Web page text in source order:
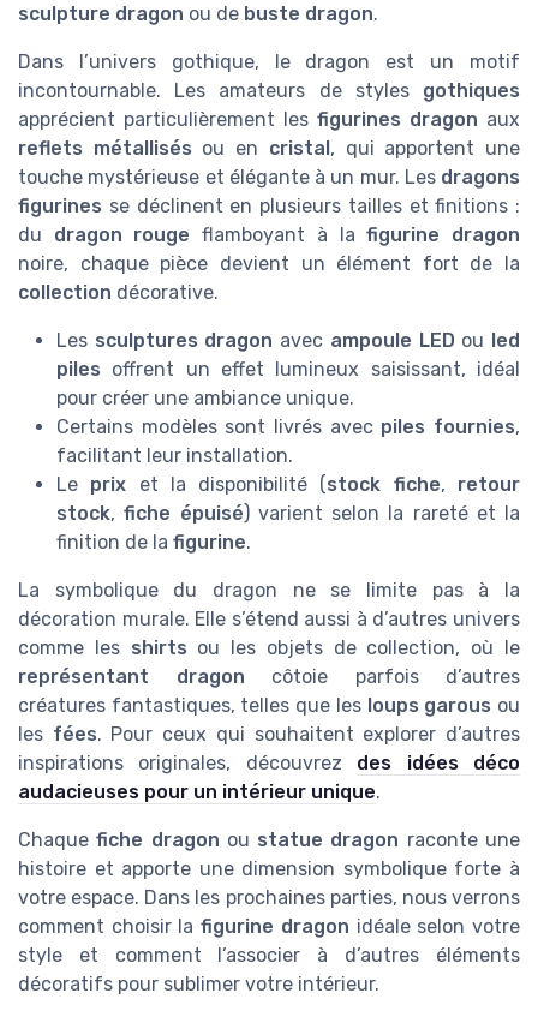
sculpture dragon ou de buste dragon.
Dans l’univers gothique, le dragon est un motif
incontournable. Les amateurs de styles gothiques
apprécient particulièrement les figurines dragon aux
reflets métallisés ou en cristal, qui apportent une
touche mystérieuse et élégante à un mur. Les dragons
figurines se déclinent en plusieurs tailles et finitions :
du dragon rouge flamboyant à lafigurine dragon
noire, chaque pièce devient un élément fort de la
collection décorative.
Les sculptures dragon avec ampoule LED ou led
piles offrent un effet lumineux saisissant, idéal
pour créer une ambiance unique.
Certains modèles sont livrés avec piles fournies,
facilitant leur installation.
Le prix et la disponibilité (stock fiche, retour
stock,fiche épuisé) varient selon la rareté et la
finition de la figurine.
La symbolique du dragon ne se limite pas à la
décoration murale. Elle s’étend aussi à d’autres univers
comme les shirts ou les objets de collection, où le
représentant dragon côtoie parfois d’autres
créatures fantastiques, telles que les loups garous ou
les fées. Pour ceux qui souhaitent explorer d’autres
inspirations originales, découvrez des idées déco
audacieuses pour un intérieur unique.
Chaquefiche dragon ou statue dragon raconte une
histoire et apporte une dimension symbolique forte à
votre espace. Dans les prochaines parties, nous verrons
comment choisir lafigurine dragon idéale selon votre
style et comment l’associer à d’autres éléments
décoratifs pour sublimer votre intérieur.